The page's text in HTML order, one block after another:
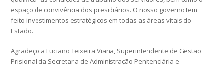
espaço de convivência dos presidiários. O nosso governo tem
feito investimentos estratégicos em todas as áreas vitais do
Estado.
Agradeço a Luciano Teixeira Viana, Superintendente de Gestão
Prisional da Secretaria de Administração Penitenciária e